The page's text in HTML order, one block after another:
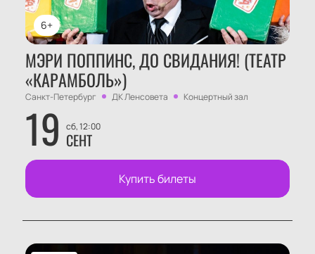
мероприятия и расскажет о возможностях зала.
6+
МЭРИ ПОППИНС, ДО СВИДАНИЯ! (ТЕАТР
«КАРАМБОЛЬ»)
Санкт-Петербург ДК Ленсовета Концертный зал
19 сб, 12:00
СЕНТ
Купить билеты